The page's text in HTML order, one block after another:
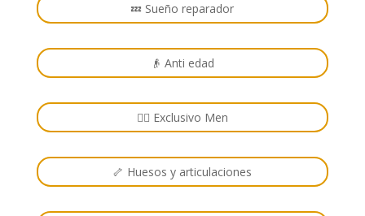
💤 Sueño reparador
👴 Anti edad
🙋‍♂️ Exclusivo Men
🦴 Huesos y articulaciones